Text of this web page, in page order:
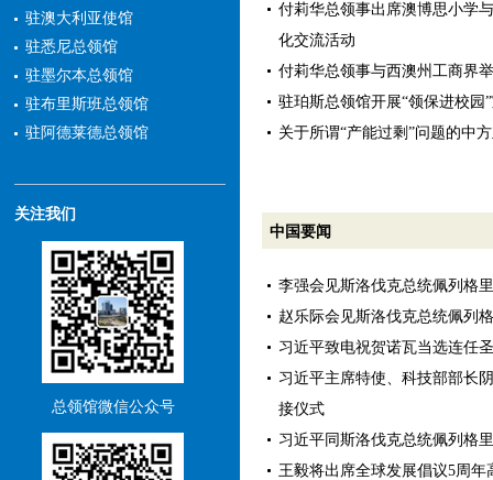
驻澳大利亚使馆
驻悉尼总领馆
驻墨尔本总领馆
驻布里斯班总领馆
驻阿德莱德总领馆
关注我们
总领馆微信公众号
付莉华总领事出席澳博思小学
化交流活动
付莉华总领事与西澳州工商界
驻珀斯总领馆开展“领保进校园
关于所谓“产能过剩”问题的中
中国要闻
李强会见斯洛伐克总统佩列格
赵乐际会见斯洛伐克总统佩列
习近平致电祝贺诺瓦当选连任
习近平主席特使、科技部部长
接仪式
习近平同斯洛伐克总统佩列格
王毅将出席全球发展倡议5周年